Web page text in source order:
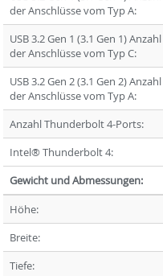
der Anschlüsse vom Typ A:
USB 3.2 Gen 1 (3.1 Gen 1) Anzahl
der Anschlüsse vom Typ C:
USB 3.2 Gen 2 (3.1 Gen 2) Anzahl
der Anschlüsse vom Typ A:
Anzahl Thunderbolt 4-Ports:
Intel® Thunderbolt 4:
Gewicht und Abmessungen:
Höhe:
Breite:
Tiefe: